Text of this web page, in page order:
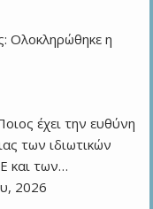
Ολοκληρώθηκε η
έχει την ευθύνη
των ιδιωτικών
και των…
2026